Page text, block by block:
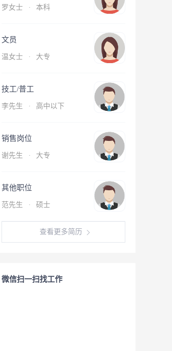
罗女士 · 本科
文员
温女士 · 大专
技工/普工
李先生 · 高中以下
销售岗位
谢先生 · 大专
其他职位
范先生 · 硕士
查看更多简历
微信扫一扫找工作